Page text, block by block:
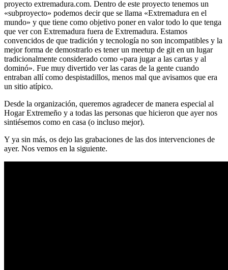
proyecto extremadura.com. Dentro de este proyecto tenemos un
«subproyecto» podemos decir que se llama «Extremadura en el
mundo» y que tiene como objetivo poner en valor todo lo que tenga
que ver con Extremadura fuera de Extremadura. Estamos
convencidos de que tradición y tecnología no son incompatibles y la
mejor forma de demostrarlo es tener un meetup de git en un lugar
tradicionalmente considerado como «para jugar a las cartas y al
dominó». Fue muy divertido ver las caras de la gente cuando
entraban allí como despistadillos, menos mal que avisamos que era
un sitio atípico.
Desde la organización, queremos agradecer de manera especial al
Hogar Extremeño y a todas las personas que hicieron que ayer nos
sintiésemos como en casa (o incluso mejor).
Y ya sin más, os dejo las grabaciones de las dos intervenciones de
ayer. Nos vemos en la siguiente.